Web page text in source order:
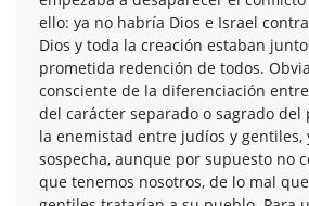
ello: ya no habría Dios e Israel
Dios y toda la creación estaban
prometida redención de todos.
consciente de la diferenciación
del carácter separado o sagrado del
la enemistad entre judíos y gentiles,
sospecha, aunque por supuesto no
que tenemos nosotros, de lo mal